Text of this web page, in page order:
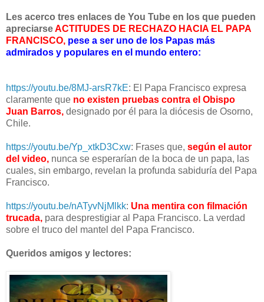
Les acerco tres enlaces de You Tube en los que pueden
apreciarseACTITUDES DE RECHAZO HACIA EL PAPA
FRANCISCO, pese a ser uno de los Papas más
admirados y populares en el mundo entero:
https://youtu.be/8MJ-arsR7kE: El Papa Francisco expresa
claramente que no existen pruebas contra el Obispo
Juan Barros, designado por él para la diócesis de Osorno,
Chile.
https://youtu.be/Yp_xtkD3Cxw: Frases que, según el autor
del video, nunca se esperarían de la boca de un papa, las
cuales, sin embargo, revelan la profunda sabiduría del Papa
Francisco.
https://youtu.be/nATyvNjMlkk: Una mentira con filmación
trucada, para desprestigiar al Papa Francisco. La verdad
sobre el truco del mantel del Papa Francisco.
Queridos amigos y lectores: